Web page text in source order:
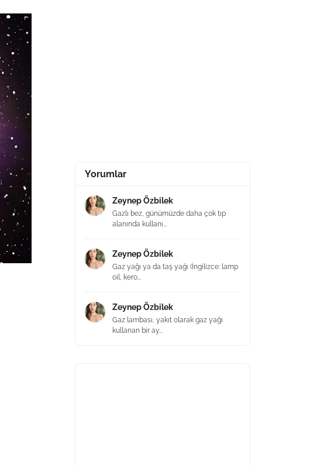
Yorumlar
Zeynep Özbilek
Gazlı bez, günümüzde daha çok tıp
alanında kullanı...
Zeynep Özbilek
Gaz yağı ya da taş yağı (İngilizce: lamp
oil, kero...
Zeynep Özbilek
Gaz lambası, yakıt olarak gaz yağı
kullanan bir ay...